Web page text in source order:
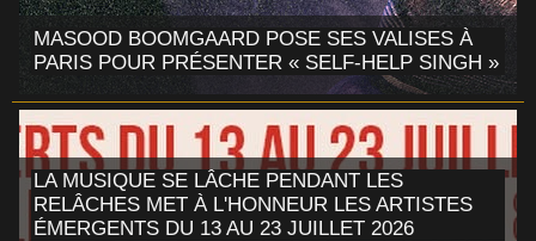
MASOOD BOOMGAARD POSE SES VALISES À
PARIS POUR PRÉSENTER « SELF-HELP SINGH »
LA MUSIQUE SE LÂCHE PENDANT LES
RELÂCHES MET À L'HONNEUR LES ARTISTES
ÉMERGENTS DU 13 AU 23 JUILLET 2026